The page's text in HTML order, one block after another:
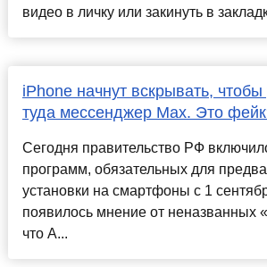
видео в личку или закинуть в
iPhone начнут вскрывать, чтобы
туда мессенджер Max. Это
Сегодня правительство РФ
программ, обязательных для
установки на смартфоны с 1
появилось мнение от неназванных
что A...